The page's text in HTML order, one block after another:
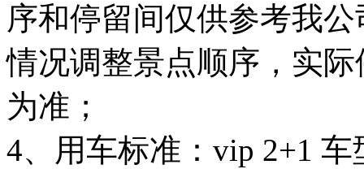
序和停留间仅供参考我
情况调整景点顺序，实
为准；
4、用车标准：vip 2+1